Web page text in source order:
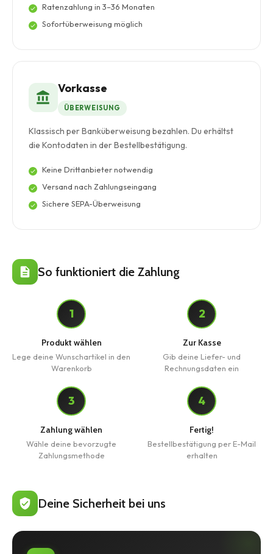
Ratenzahlung in 3–36 Monaten
Sofortüberweisung möglich
Vorkasse
ÜBERWEISUNG
Klassisch per Banküberweisung bezahlen. Du erhältst
die Kontodaten in der Bestellbestätigung.
Keine Drittanbieter notwendig
Versand nach Zahlungseingang
Sichere SEPA-Überweisung
So funktioniert die Zahlung
1
Produkt wählen
Lege deine Wunschartikel in den
Warenkorb
2
Zur Kasse
Gib deine Liefer- und
Rechnungsdaten ein
3
Zahlung wählen
Wähle deine bevorzugte
Zahlungsmethode
4
Fertig!
Bestellbestätigung per E-Mail
erhalten
Deine Sicherheit bei uns